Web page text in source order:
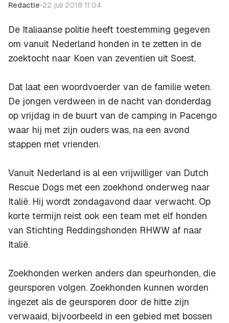
Redactie•22 juli 2018 11:04
De Italiaanse politie heeft toestemming gegeven
om vanuit Nederland honden in te zetten in de
zoektocht naar Koen van zeventien uit Soest.
Dat laat een woordvoerder van de familie weten.
De jongen verdween in de nacht van donderdag
op vrijdag in de buurt van de camping in Pacengo
waar hij met zijn ouders was, na een avond
stappen met vrienden.
Vanuit Nederland is al een vrijwilliger van Dutch
Rescue Dogs met een zoekhond onderweg naar
Italië. Hij wordt zondagavond daar verwacht. Op
korte termijn reist ook een team met elf honden
van Stichting Reddingshonden RHWW af naar
Italië.
Zoekhonden werken anders dan speurhonden, die
geursporen volgen. Zoekhonden kunnen worden
ingezet als de geursporen door de hitte zijn
verwaaid, bijvoorbeeld in een gebied met bossen